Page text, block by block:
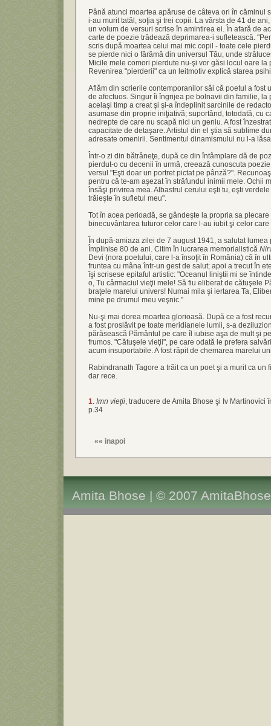
Până atunci moartea apăruse de câteva ori în căminul
i-au murit tatăl, soţia şi trei copii. La vârsta de 41 de
un volum de versuri scrise în amintirea ei. În afară de
carte de poezie trădează deprimarea-i sufletească.
scris după moartea celui mai mic copil - toate cele
se pierde nici o fărâmă din universul Tău, unde
Micile mele comori pierdute nu-şi vor găsi locul oare la
Revenirea "pierderii" ca un leitmotiv explică starea
Aflăm din scrierile contemporanilor săi că poetul a fost
de afectuos. Singur îi îngrijea pe bolnavii din familie, la
acelaşi timp a creat şi şi-a îndeplinit sarcinile de
asumase din proprie iniţiativă; suportând, totodată, cu
nedrepte de care nu scapă nici un geniu. A fost
capacitate de detaşare. Artistul din el ştia să sublime
adresate omenirii. Sentimentul dinamismului nu l-a
Într-o zi din bătrâneţe, după ce din întâmplare dă de
pierdut-o cu decenii în urmă, creează cunoscuta
versul "Eşti doar un portret pictat pe pânză?".
pentru că te-am aşezat în străfundul inimii mele. Ochii
însăşi privirea mea. Albastrul cerului eşti tu, eşti
trăieşte în sufletul meu".
Tot în acea perioadă, se gândeşte la propria sa
binecuvântarea tuturor celor care l-au iubit şi celor care
În după-amiaza zilei de 7 august 1941, a salutat lumea
Împlinise 80 de ani. Citim în lucrarea memorialistică
Devi (nora poetului, care l-a însoţit în România) că în
fruntea cu mâna într-un gest de salut; apoi a trecut în
îşi scrisese epitaful artistic: "Oceanul liniştii mi se
o, Tu cârmaciul vieţii mele! Să fiu eliberat de cătuşele
braţele marelui univers! Numai mila şi iertarea Ta,
mine pe drumul meu veşnic."
Nu-şi mai dorea moartea glorioasă. După ce a fost
a fost proslăvit pe toate meridianele lumii, s-a
părăsească Pământul pe care îl iubise aşa de mult şi
frumos. "Cătuşele vieţii", pe care odată le prefera
acum insuportabile. A fost răpit de chemarea marelui
Rabindranath Tagore a trăit ca un poet şi a murit ca un
dar rece.
1 Imn vieţii , traducere de Amita Bhose şi Iv Martinovici
p.34
«« inapoi
Amita Bhose | © 2007